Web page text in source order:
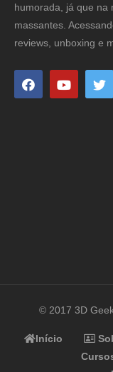
humorada, já que na
massantes.
reviews, unboxing e
© 2017 3D
Início